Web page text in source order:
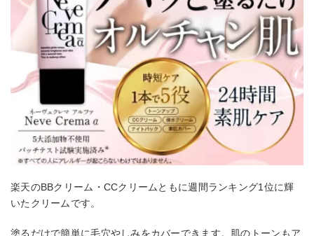
楽天のBBクリーム・CCクリームともに週間ランキング1位に輝
いたクリームです。
塗るだけで簡単に毛穴やしみをカバーできます。肌のトーンもア